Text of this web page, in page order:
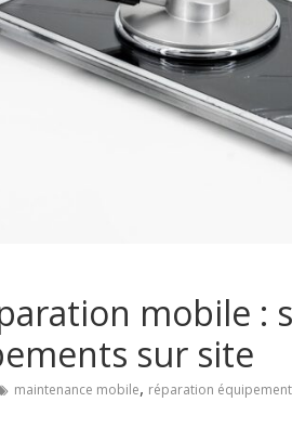
mobile :
sur site
maintenance mobile, réparation